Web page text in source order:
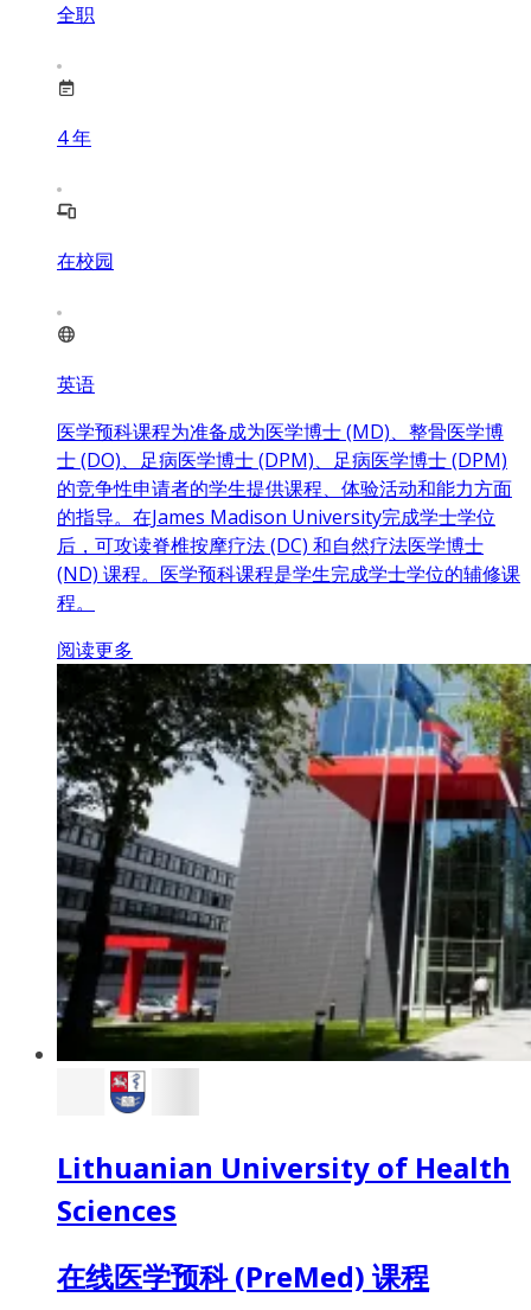
全职
4年
在校园
英语
医学预科课程为准备成为医学博士 (MD)、整骨医学博
士 (DO)、足病医学博士 (DPM)、足病医学博士 (DPM)
的竞争性申请者的学生提供课程、体验活动和能力方面
的指导。在James Madison University完成学士学位
后，可攻读脊椎按摩疗法 (DC) 和自然疗法医学博士
(ND) 课程。医学预科课程是学生完成学士学位的辅修课
程。
阅读更多
Lithuanian University of Health
Sciences
在线医学预科 (PreMed) 课程